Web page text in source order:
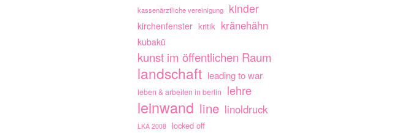
kassenärztliche vereinigung kinder
kirchenfenster kritik kränehähn
kubakü
kunst im öffentlichen Raum
landschaft leading to war
leben & arbeiten in berlin lehre
leinwand line linoldruck
LKA 2008 locked off